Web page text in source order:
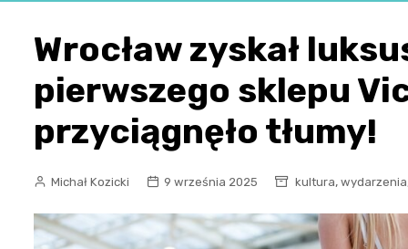
Wszystkie wpisy
we Wrocławiu
Co warto
Wrocławiu?
Wrocław zyskał
pierwszego sklepu
przyciągnęło tłumy!
Michał Kozicki 9 września 2025 kultura, wydarzenia